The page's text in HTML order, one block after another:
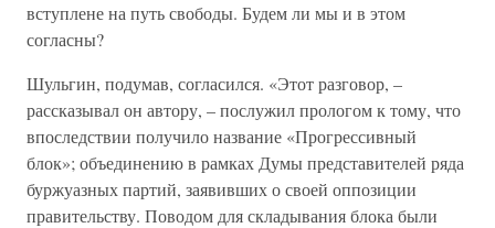
вступлене на путь свободы. Будем ли мы и в этом
согласны?
Шульгин, подумав, согласился. «Этот разговор, –
рассказывал он автору, – послужил прологом к тому, что
впоследствии получило название «Прогрессивный
блок»; объединению в рамках Думы представителей ряда
буржуазных партий, заявивших о своей оппозиции
правительству. Поводом для складывания блока были